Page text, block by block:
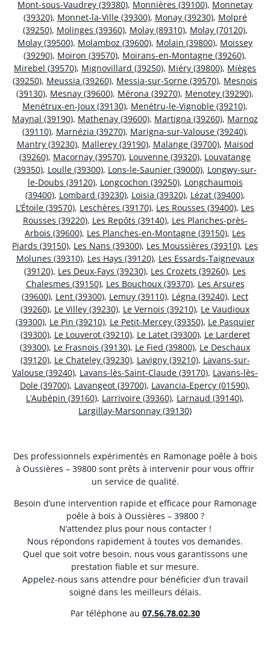
Mont-sous-Vaudrey (39380), Monnières (39100), Monnetay
(39320), Monnet-la-Ville (39300), Monay (39230), Molpré
(39250), Molinges (39360), Molay (89310), Molay (70120),
Molay (39500), Molamboz (39600), Molain (39800), Moissey
(39290), Moiron (39570), Moirans-en-Montagne (39260),
Mirebel (39570), Mignovillard (39250), Miéry (39800), Mièges
(39250), Meussia (39260), Messia-sur-Sorne (39570), Mesnois
(39130), Mesnay (39600), Mérona (39270), Menotey (39290),
Menétrux-en-Joux (39130), Menétru-le-Vignoble (39210),
Maynal (39190), Mathenay (39600), Martigna (39260), Marnoz
(39110), Marnézia (39270), Marigna-sur-Valouse (39240),
Mantry (39230), Mallerey (39190), Malange (39700), Maisod
(39260), Macornay (39570), Louvenne (39320), Louvatange
(39350), Loulle (39300), Lons-le-Saunier (39000), Longwy-sur-
le-Doubs (39120), Longcochon (39250), Longchaumois
(39400), Lombard (39230), Loisia (39320), Lézat (39400),
L’Étoile (39570), Leschères (39170), Les Rousses (39400), Les
Rousses (39220), Les Repôts (39140), Les Planches-près-
Arbois (39600), Les Planches-en-Montagne (39150), Les
Piards (39150), Les Nans (39300), Les Moussières (39310), Les
Molunes (39310), Les Hays (39120), Les Essards-Taignevaux
(39120), Les Deux-Fays (39230), Les Crozets (39260), Les
Chalesmes (39150), Les Bouchoux (39370), Les Arsures
(39600), Lent (39300), Lemuy (39110), Légna (39240), Lect
(39260), Le Villey (39230), Le Vernois (39210), Le Vaudioux
(39300), Le Pin (39210), Le Petit-Mercey (39350), Le Pasquier
(39300), Le Louverot (39210), Le Latet (39300), Le Larderet
(39300), Le Frasnois (39130), Le Fied (39800), Le Deschaux
(39120), Le Chateley (39230), Lavigny (39210), Lavans-sur-
Valouse (39240), Lavans-lès-Saint-Claude (39170), Lavans-lès-
Dole (39700), Lavangeot (39700), Lavancia-Epercy (01590),
L’Aubépin (39160), Larrivoire (39360), Larnaud (39140),
Largillay-Marsonnay (39130)
Des professionnels expérimentés en Ramonage poêle à bois
à Oussières – 39800 sont prêts à intervenir pour vous offrir
un service de qualité.
Besoin d’une intervention rapide et efficace pour Ramonage
poêle à bois à Oussières – 39800 ?
N’attendez plus pour nous contacter !
Nous répondons rapidement à toutes vos demandes.
Quel que soit votre besoin, nous vous garantissons une
prestation fiable et sur mesure.
Appelez-nous sans attendre pour bénéficier d’un travail
soigné dans les meilleurs délais.
Par téléphone au 07.56.78.02.30